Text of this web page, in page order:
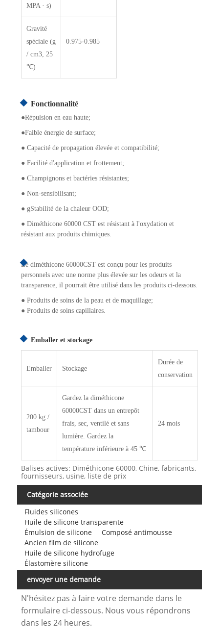
MPA · s)
Gravité
spéciale (g
/ cm3, 25
℃)
0.975-0.985
Fonctionnalité
●Répulsion en eau haute;
●Faible énergie de surface;
● Capacité de propagation élevée et compatibilité;
● Facilité d'application et frottement;
● Champignons et bactéries résistantes;
● Non-sensibilisant;
● gStabilité de la chaleur OOD;
● Diméthicone 60000 CST est résistant à l'oxydation et
résistant aux produits chimiques.
Le diméthicone 60000CST est conçu pour les produits
personnels avec une norme plus élevée sur les odeurs et la
transparence, il pourrait être utilisé dans les produits ci-dessous.
● Produits de soins de la peau et de maquillage;
● Produits de soins capillaires.
Emballer et stockage
Emballer Stockage
Durée de
conservation
200 kg /
tambour
Gardez la diméthicone
60000CST dans un entrepôt
frais, sec, ventilé et sans
lumière. Gardez la
température inférieure à 45 ℃
24 mois
Balises actives: Diméthicone 60000, Chine, fabricants,
fournisseurs, usine, liste de prix
Catégorie associée
Fluides silicones
Huile de silicone transparente
Émulsion de silicone
Composé antimousse
Ancien film de silicone
Huile de silicone hydrofuge
Élastomère silicone
envoyer une demande
N'hésitez pas à faire votre demande dans le
formulaire ci-dessous. Nous vous répondrons
dans les 24 heures.